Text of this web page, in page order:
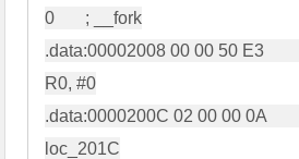
0       ; __fork
.data:00002008 00 00 50 E3
R0, #0
.data:0000200C 02 00 00 0A
loc_201C